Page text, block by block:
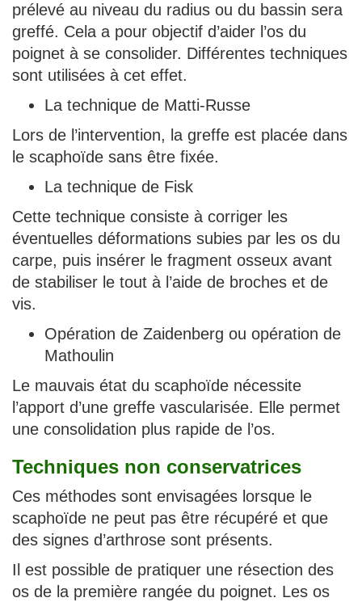
prélevé au niveau du radius ou du bassin sera
greffé. Cela a pour objectif d’aider l’os du
poignet à se consolider. Différentes techniques
sont utilisées à cet effet.
La technique de Matti-Russe
Lors de l’intervention, la greffe est placée dans
le scaphoïde sans être fixée.
La technique de Fisk
Cette technique consiste à corriger les
éventuelles déformations subies par les os du
carpe, puis insérer le fragment osseux avant
de stabiliser le tout à l’aide de broches et de
vis.
Opération de Zaidenberg ou opération de
Mathoulin
Le mauvais état du scaphoïde nécessite
l’apport d’une greffe vascularisée. Elle permet
une consolidation plus rapide de l’os.
Techniques non conservatrices
Ces méthodes sont envisagées lorsque le
scaphoïde ne peut pas être récupéré et que
des signes d’arthrose sont présents.
Il est possible de pratiquer une résection des
os de la première rangée du poignet. Les os